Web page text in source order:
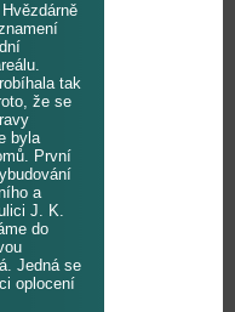
tak
že se
byla
První
a
J. K.
do
Jedná se
oplocení